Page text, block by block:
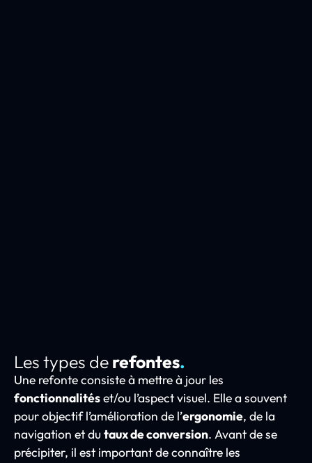
Les types derefontes.
Une refonte consiste à mettre à jour les
fonctionnalitéset/ou l’aspect visuel. Elle a souvent
pour objectif l’amélioration de l’ergonomie, de la
navigation et dutaux de conversion. Avant de se
précipiter, il est important de connaître les